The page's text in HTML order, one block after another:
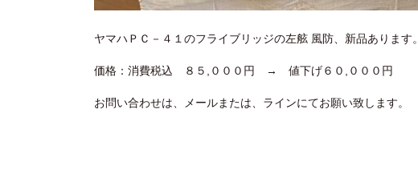
ヤマハＰＣ－４１のフライブリッジの左舷 風防、新品あります。
価格：消費税込 ８５,０００円 → 値下げ６０,０００円
お問い合わせは、メールまたは、ラインにてお願い致します。